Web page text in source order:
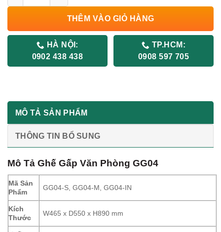
THÊM VÀO GIỎ HÀNG
HÀ NỘI:
0902 438 438
TP.HCM:
0908 597 705
MÔ TẢ SẢN PHẨM
THÔNG TIN BỔ SUNG
Mô Tả Ghế Gấp Văn Phòng GG04
Mã Sản
Phẩm
GG04-S, GG04-M, GG04-IN
Kích
Thước
W465 x D550 x H890 mm